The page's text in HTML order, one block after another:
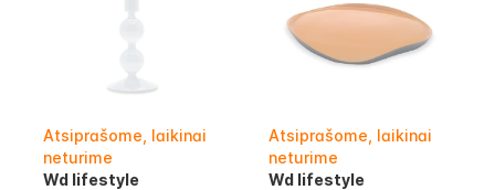
Atsiprašome, laikinai
neturime
Wd lifestyle
Atsiprašome, laikinai
neturime
Wd lifestyle